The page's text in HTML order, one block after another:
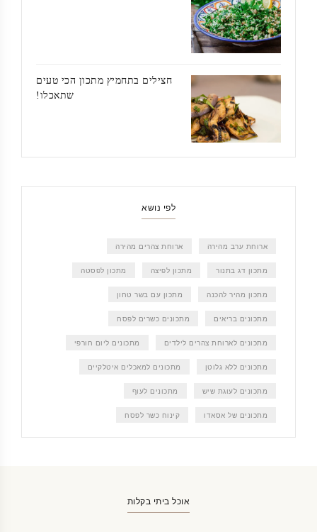
חצילים בתחמיץ מתכון הכי טעים
שתאכלו!
לפי נושא
ארוחת ערב מהירה ארוחת צהרים מהירה
מתכון דג בתנור מתכון לפיצה מתכון לפסטה
מתכון מהיר להכנה מתכון עם בשר טחון
מתכונים בריאים מתכונים כשרים לפסח
מתכונים לארוחת צהרים לילדים מתכונים ליום חורפי
מתכונים ללא גלוטן מתכונים למאכלים איטלקיים
מתכונים לעוגת שיש מתכונים לעוף
מתכונים של אסאדו קינוח כשר לפסח
אוכל ביתי בקלות